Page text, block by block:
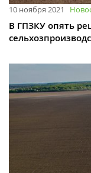
10 ноября 2021
В ГПЗКУ опять